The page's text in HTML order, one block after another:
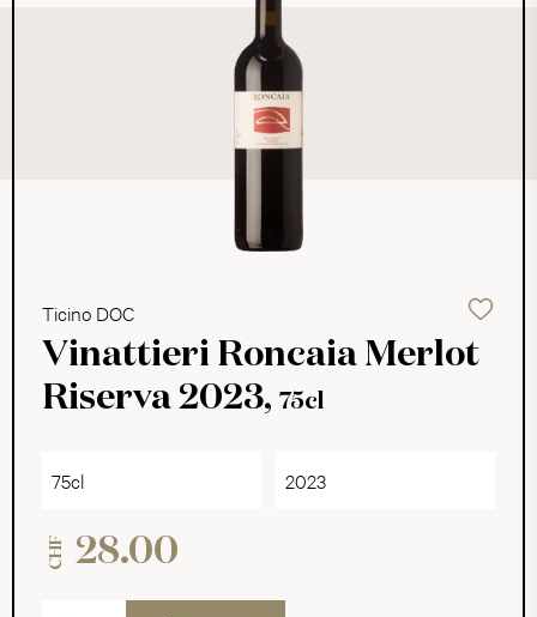
Ticino DOC
Vinattieri Roncaia Merlot
Riserva 2023, 75cl
75cl 2023
CHF 28.00